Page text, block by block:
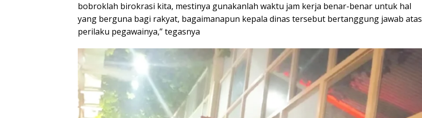
bobroklah birokrasi kita, mestinya gunakanlah waktu jam kerja benar-benar untuk hal
yang berguna bagi rakyat, bagaimanapun kepala dinas tersebut bertanggung jawab atas
perilaku pegawainya,” tegasnya